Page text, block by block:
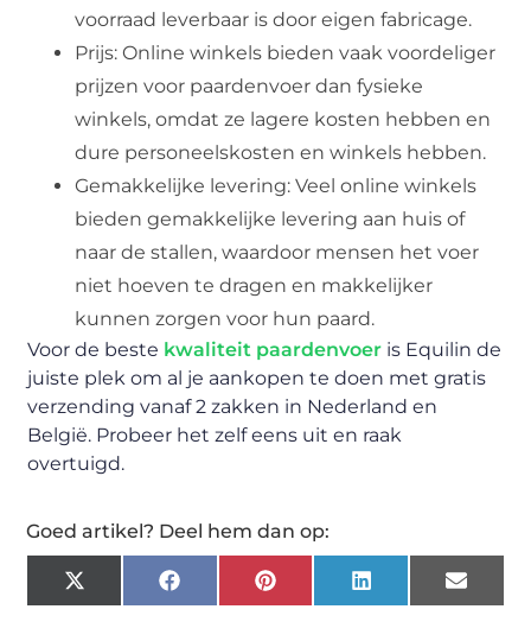
voorraad leverbaar is door eigen fabricage.
Prijs: Online winkels bieden vaak voordeliger
prijzen voor paardenvoer dan fysieke
winkels, omdat ze lagere kosten hebben en
dure personeelskosten en winkels hebben.
Gemakkelijke levering: Veel online winkels
bieden gemakkelijke levering aan huis of
naar de stallen, waardoor mensen het voer
niet hoeven te dragen en makkelijker
kunnen zorgen voor hun paard.
Voor de beste kwaliteit paardenvoer is Equilin de
juiste plek om al je aankopen te doen met gratis
verzending vanaf 2 zakken in Nederland en
België. Probeer het zelf eens uit en raak
overtuigd.
Goed artikel? Deel hem dan op:
X
(Twitter)
FacebookPinterestLinkedIn Email